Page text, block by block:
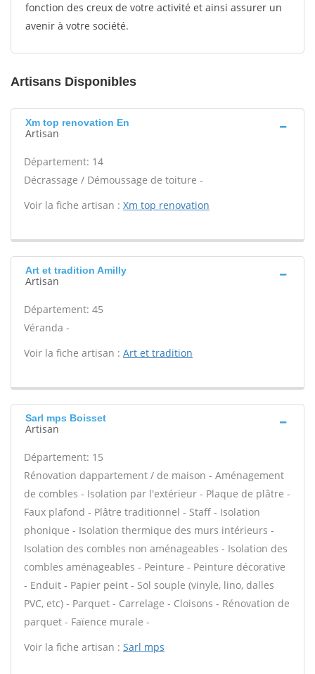
fonction des creux de votre activité et ainsi assurer un
avenir à votre société.
Artisans Disponibles
Xm top renovation En
Artisan
Département: 14
Décrassage / Démoussage de toiture -
Voir la fiche artisan : Xm top renovation
Art et tradition Amilly
Artisan
Département: 45
Véranda -
Voir la fiche artisan : Art et tradition
Sarl mps Boisset
Artisan
Département: 15
Rénovation dappartement / de maison - Aménagement
de combles - Isolation par l'extérieur - Plaque de plâtre -
Faux plafond - Plâtre traditionnel - Staff - Isolation
phonique - Isolation thermique des murs intérieurs -
Isolation des combles non aménageables - Isolation des
combles aménageables - Peinture - Peinture décorative
- Enduit - Papier peint - Sol souple (vinyle, lino, dalles
PVC, etc) - Parquet - Carrelage - Cloisons - Rénovation de
parquet - Faïence murale -
Voir la fiche artisan : Sarl mps